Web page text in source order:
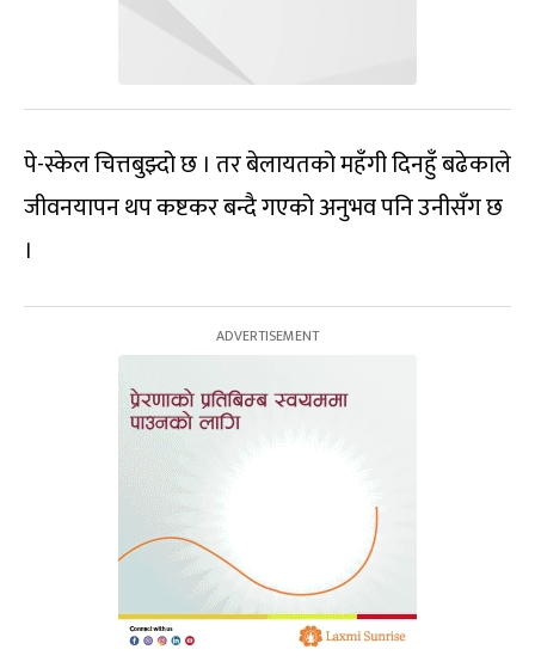
पे-स्केल चित्तबुझ्दो छ । तर बेलायतको महँगी दिनहुँ बढेकाले
जीवनयापन थप कष्टकर बन्दै गएको अनुभव पनि उनीसँग छ
।